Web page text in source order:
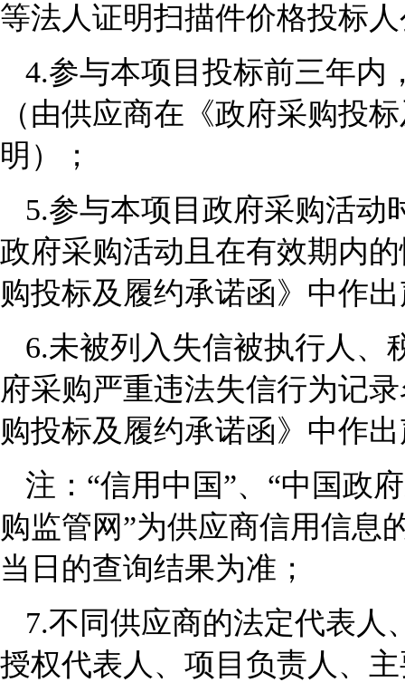
等法人证明扫描件价格投标
4.参与本项目投标前三年内
（由供应商在《政府采购投
明）；
5.参与本项目政府采购活动
政府采购活动且在有效期内
购投标及履约承诺函》中作
6.未被列入失信被执行人、
府采购严重违法失信行为记
购投标及履约承诺函》中作
注：“信用中国”、“中国政
购监管网”为供应商信用信息
当日的查询结果为准；
7.不同供应商的法定代表人
授权代表人、项目负责人、